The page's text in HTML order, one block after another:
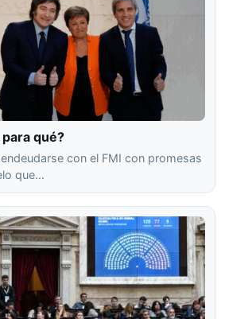
qué?
con el FMI con promesas
que…